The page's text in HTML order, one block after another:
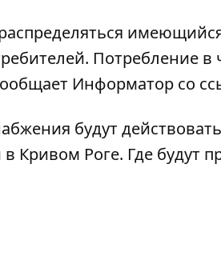
Потребление в
Информатор со
будут
Роге. Где будут